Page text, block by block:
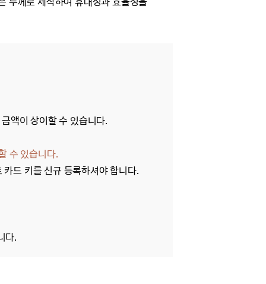
액이 상이할 수 있습니다.
수 있습니다.
드 키를 신규 등록하셔야 합니다.
다.